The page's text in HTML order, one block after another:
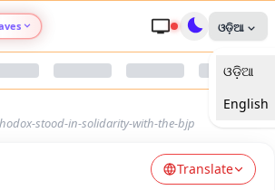
Argus Nari Shakti
ଓଡ଼ିଆ
ଓଡ଼ିଆ
English
stood-in-solidarity-with-the-bjp
Translate